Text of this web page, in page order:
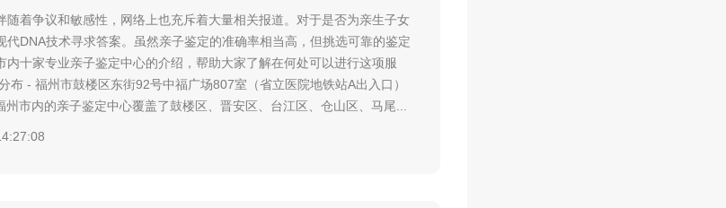
随着争议和敏感性，网络上也充斥着大量相关报道。对于是否为亲生子女
代DNA技术寻求答案。虽然亲子鉴定的准确率相当高，但挑选可靠的鉴定
内十家专业亲子鉴定中心的介绍，帮助大家了解在何处可以进行这项服
布 - 福州市鼓楼区东街92号中福广场807室（省立医院地铁站A出入口）
市内的亲子鉴定中心覆盖了鼓楼区、晋安区、台江区、仓山区、马尾...